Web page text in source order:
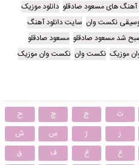
آهنگ های مسعود صادقلو دانلود موزیک
نکست وان سایت دانلود آهنگ
شد مسعود صادقلو مسعود صادقلو
موزیک نکست وان نکست وان موزیک
ث ج چ
ح
ز ژ س
ش
ع غ ف
ق